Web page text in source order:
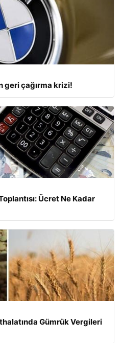
geri çağırma krizi!
Ücret Ne Kadar
Gümrük Vergileri